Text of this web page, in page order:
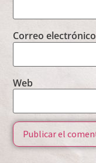
Correo electrónico
Web